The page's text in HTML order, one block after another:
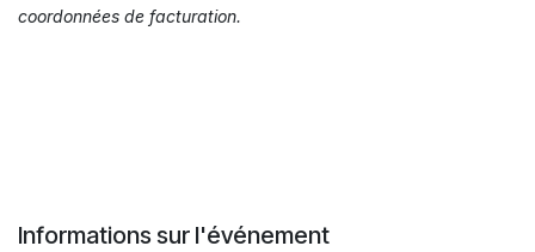
coordonnées de facturation.
Informations sur l'événement